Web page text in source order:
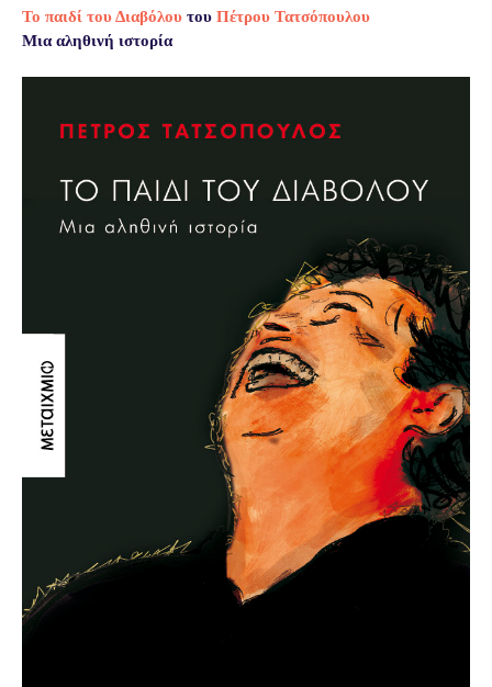
Το παιδί του Διαβόλου του Πέτρου Τατσόπουλου
Μια αληθινή ιστορία